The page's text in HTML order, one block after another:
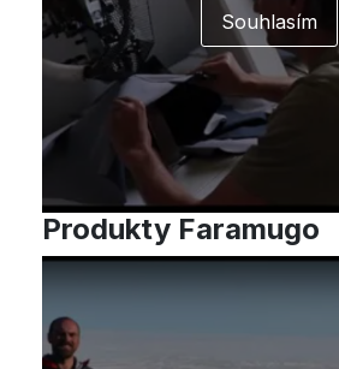
Produkty Faramugo